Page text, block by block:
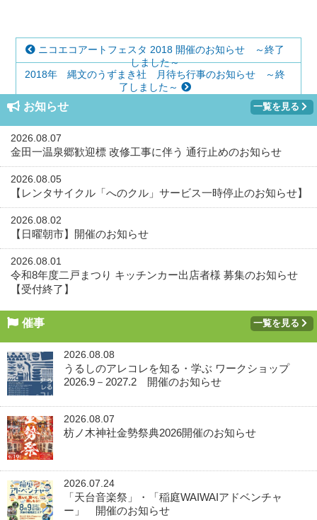
ニコエコアートフェスタ 2018 開催のお知らせ ～終了
しました～
2018年 縄文のうずまき社 月待ち行事のお知らせ ～終
了しました～
お知らせ 一覧を見る
2026.08.07
金田一温泉郷歓迎標 改修工事に伴う 通行止めのお知らせ
2026.08.05
【レンタサイクル「へのクル」サービス一時停止のお知らせ】
2026.08.02
【日曜朝市】開催のお知らせ
2026.08.01
令和8年度二戸まつり キッチンカー出店者様 募集のお知らせ
【受付終了】
催事 一覧を見る
2026.08.08
うるしのアレコレを知る・学ぶ ワークショップ
2026.9－2027.2 開催のお知らせ
2026.08.07
枋ノ木神社金勢祭典2026開催のお知らせ
2026.07.24
「天台音楽祭」・「稲庭WAIWAIアドベンチャ
ー」 開催のお知らせ